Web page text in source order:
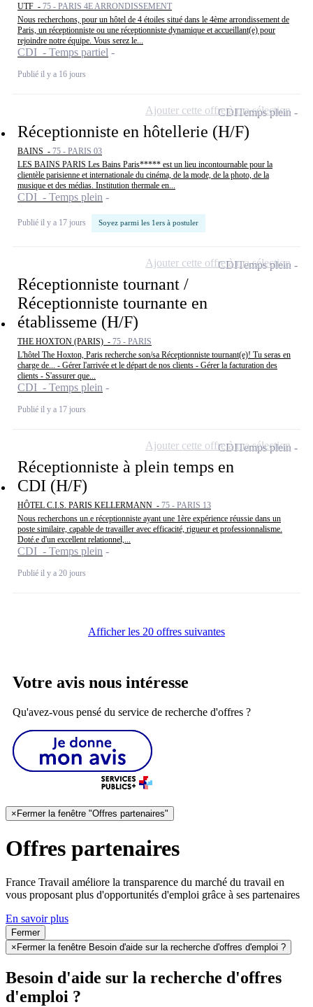
UTF - 75 - PARIS 4E ARRONDISSEMENT
Nous recherchons, pour un hôtel de 4 étoiles situé dans le 4ème arrondissement de
Paris, un réceptionniste ou une réceptionniste dynamique et accueillant(e) pour
rejoindre notre équipe. Vous serez le...
CDI - Temps partiel
Publié il y a 16 jours
Réceptionniste en hôtellerie (H/F)
BAINS - 75 - PARIS 03
LES BAINS PARIS Les Bains Paris***** est un lieu incontournable pour la
clientèle parisienne et internationale du cinéma, de la mode, de la photo, de la
musique et des médias. Institution thermale en...
CDI - Temps plein
Publié il y a 17 jours Soyez parmi les 1ers à postuler
CDITemps plein
Ajouter cette offre à ma sélection
Réceptionniste tournant /
Réceptionniste tournante en
établisseme (H/F)
THE HOXTON (PARIS) - 75 - PARIS
L'hôtel The Hoxton, Paris recherche son/sa Réceptionniste tournant(e)! Tu seras en
charge de... - Gérer l'arrivée et le départ de nos clients - Gérer la facturation des
clients - S'assurer que...
CDI - Temps plein
Publié il y a 17 jours
CDITemps plein
Ajouter cette offre à ma sélection
Réceptionniste à plein temps en
CDI (H/F)
HÔTEL C.I.S. PARIS KELLERMANN - 75 - PARIS 13
Nous recherchons un.e réceptionniste ayant une 1ère expérience réussie dans un
poste similaire, capable de travailler avec efficacité, rigueur et professionnalisme.
Doté.e d'un excellent relationnel,...
CDI - Temps plein
Publié il y a 20 jours
CDITemps plein
Ajouter cette offre à ma sélection
Afficher les 20 offres suivantes
Votre avis nous intéresse
Qu'avez-vous pensé du service de recherche d'offres ?
×Fermer la fenêtre "Offres partenaires"
Offres partenaires
France Travail améliore la transparence du marché du travail en
vous proposant plus d'opportunités d'emploi grâce à ses partenaires
En savoir plus
Fermer
× Fermer la fenêtre Besoin d'aide sur la recherche d'offres d'emploi ?
Besoin d'aide sur la recherche d'offres
d'emploi ?